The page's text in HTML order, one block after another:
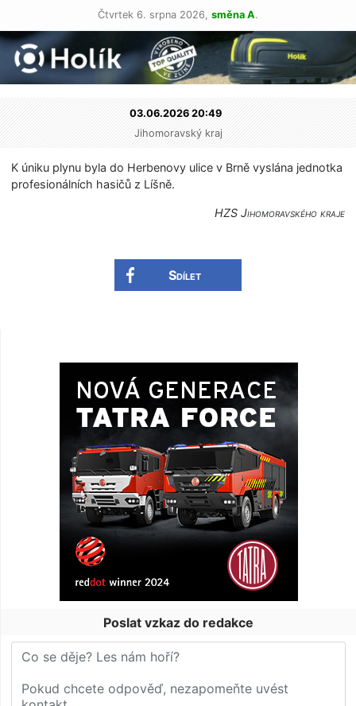
Čtvrtek 6. srpna 2026, směna A.
03.06.2026 20:49
Jihomoravský kraj
K úniku plynu byla do Herbenovy ulice v Brně vyslána jednotka
profesionálních hasičů z Líšně.
HZS Jihomoravského kraje
Sdílet
Poslat vzkaz do redakce